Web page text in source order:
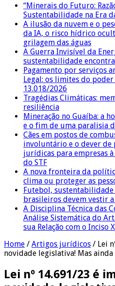
“Minerais do Futuro:
Sustentabilidade na Era
A ilusão da nuvem e o
da IA, o risco hídrico
grilagem das águas
A Guerra Invisível da
sustentabilidade
Pagamento por serviços
Legal: os limites do
13.018/2026
Tragédias Climáticas:
resiliência
Mineração no Guaíba: a
e o fim de uma paralisia
Cães em postos de
involuntário e o dever
jurídicas para empresas
do STF
A nova fronteira da
clima ou proteger as
Futebol, sustentabilidade
brasileiros devem vestir
A Disciplina Técnica das
Análise Sistemática do
sua Relação com o Inciso
Home / Artigos jurídicos / Lei
novidade legislativa! Mas
Lei nº 14.691/23 é